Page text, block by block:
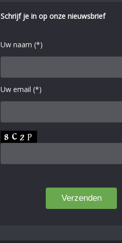
Schrijf je in op onze nieuwsbrief
Uw naam (*)
Uw email (*)